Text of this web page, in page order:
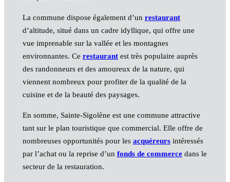
La commune dispose également d’un restaurant
d’altitude, situé dans un cadre idyllique, qui offre une
vue imprenable sur la vallée et les montagnes
environnantes. Ce restaurantest très populaire auprès
des randonneurs et des amoureux de la nature, qui
viennent nombreux pour profiter de la qualité de la
cuisine et de la beauté des paysages.
En somme, Sainte-Sigolène est une commune attractive
tant sur le plan touristique que commercial. Elle offre de
nombreuses opportunités pour les acquéreursintéressés
par l’achat ou la reprise d’un fonds de commercedans le
secteur de la restauration.